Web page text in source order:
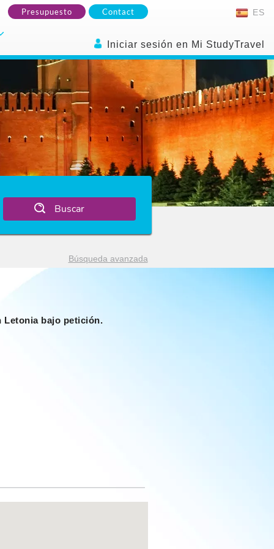
Presupuesto Contact ES
Iniciar sesión en Mi StudyTravel
Buscar
Búsqueda avanzada
Letonia bajo petición.